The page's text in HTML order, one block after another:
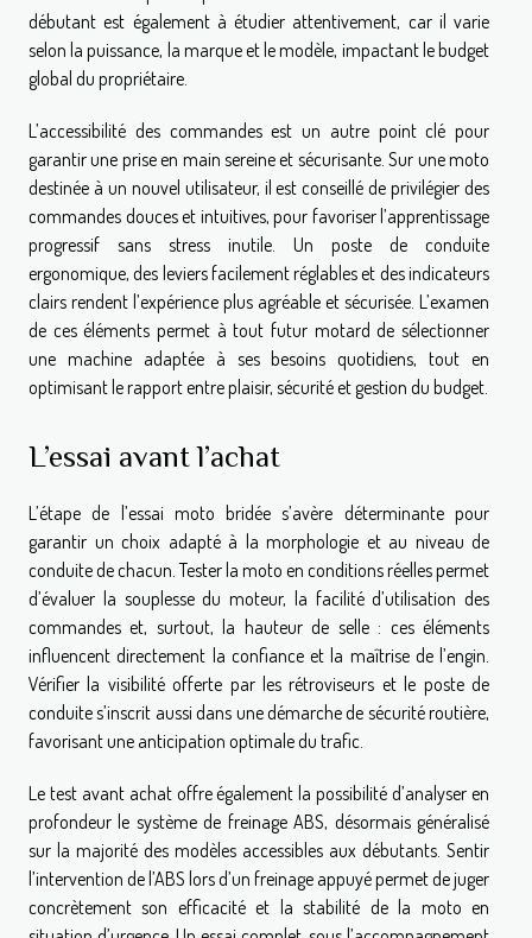
débutant est également à étudier attentivement, car il varie
selon la puissance, la marque et le modèle, impactant le budget
global du propriétaire.
L’accessibilité des commandes est un autre point clé pour
garantir une prise en main sereine et sécurisante. Sur une moto
destinée à un nouvel utilisateur, il est conseillé de privilégier des
commandes douces et intuitives, pour favoriser l’apprentissage
progressif sans stress inutile. Un poste de conduite
ergonomique, des leviers facilement réglables et des indicateurs
clairs rendent l’expérience plus agréable et sécurisée. L’examen
de ces éléments permet à tout futur motard de sélectionner
une machine adaptée à ses besoins quotidiens, tout en
optimisant le rapport entre plaisir, sécurité et gestion du budget.
L’essai avant l’achat
L’étape de l’essai moto bridée s’avère déterminante pour
garantir un choix adapté à la morphologie et au niveau de
conduite de chacun. Tester la moto en conditions réelles permet
d’évaluer la souplesse du moteur, la facilité d’utilisation des
commandes et, surtout, la hauteur de selle : ces éléments
influencent directement la confiance et la maîtrise de l’engin.
Vérifier la visibilité offerte par les rétroviseurs et le poste de
conduite s’inscrit aussi dans une démarche de sécurité routière,
favorisant une anticipation optimale du trafic.
Le test avant achat offre également la possibilité d’analyser en
profondeur le système de freinage ABS, désormais généralisé
sur la majorité des modèles accessibles aux débutants. Sentir
l’intervention de l’ABS lors d’un freinage appuyé permet de juger
concrètement son efficacité et la stabilité de la moto en